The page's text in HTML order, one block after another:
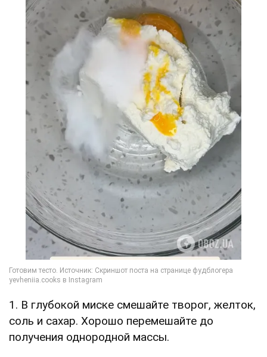
1. В глубокой миске смешайте творог, желток,
соль и сахар. Хорошо перемешайте до
получения однородной массы.